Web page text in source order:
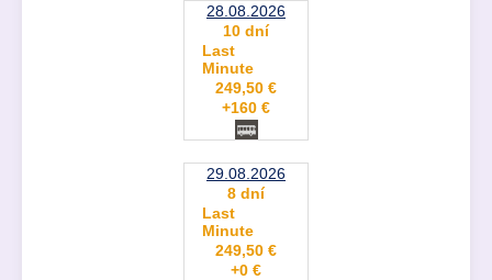
28.08.2026
10 dní
Last
Minute
249,50 €
+160 €
29.08.2026
8 dní
Last
Minute
249,50 €
+0 €